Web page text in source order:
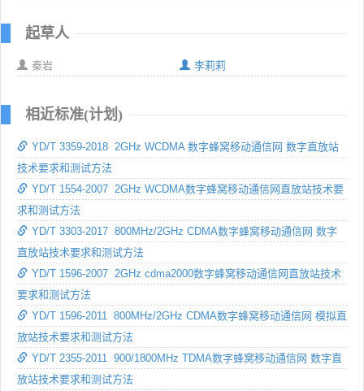
起草人
秦岩 李莉莉
相近标准(计划)
YD/T 3359-2018 2GHz WCDMA 数字蜂窝移动通信网 数字直放站
技术要求和测试方法
YD/T 1554-2007 2GHz WCDMA数字蜂窝移动通信网直放站技术要
求和测试方法
YD/T 3303-2017 800MHz/2GHz CDMA数字蜂窝移动通信网 数字
直放站技术要求和测试方法
YD/T 1596-2007 2GHz cdma2000数字蜂窝移动通信网直放站技术
要求和测试方法
YD/T 1596-2011 800MHz/2GHz CDMA数字蜂窝移动通信网 模拟直
放站技术要求和测试方法
YD/T 2355-2011 900/1800MHz TDMA数字蜂窝移动通信网 数字直
放站技术要求和测试方法